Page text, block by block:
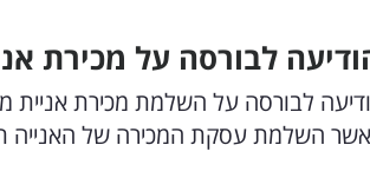
לבורסה על מכירת